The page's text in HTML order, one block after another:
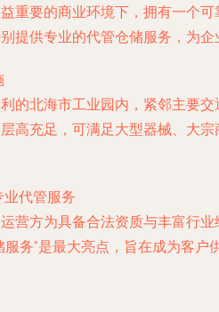
重要的商业环境下，拥有一个
提供专业的代管仓储服务，为企
的北海市工业园内，紧邻主要
高充足，可满足大型器械、大
代管服务
营方为具备合法资质与丰富行
务”是最大亮点，旨在成为客户